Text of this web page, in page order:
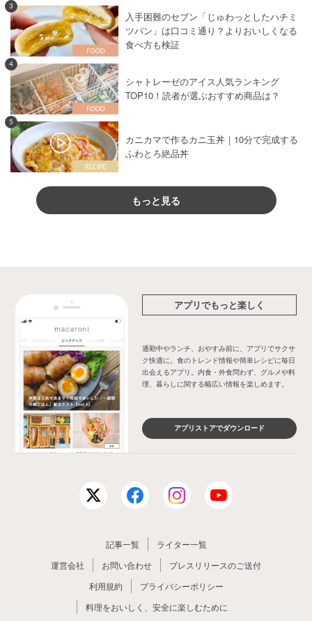
3
入手困難のセブン「じゅわっとしたハチミ
ツパン」は口コミ通り？よりおいしくなる
食べ方も検証
4
シャトレーゼのアイス人気ランキング
TOP10！読者が選ぶおすすめ商品は？
5
カニカマで作るカニ玉丼｜10分で完成する
ふわとろ絶品丼
もっと見る
アプリでもっと楽しく
通勤中やランチ、おやすみ前に、アプリでサクサ
ク快適に。食のトレンド情報や簡単レシピに毎日
出会えるアプリ。内食・外食問わず、グルメや料
理、暮らしに関する幅広い情報を楽しめます。
アプリストアでダウンロード
記事一覧
ライター一覧
運営会社
お問い合わせ
プレスリリースのご送付
利用規約
プライバシーポリシー
料理をおいしく、安全に楽しむために